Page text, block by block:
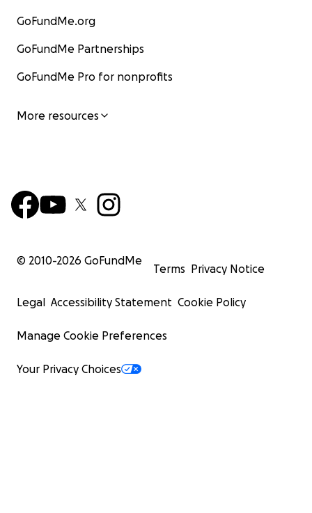
GoFundMe.org
GoFundMe Partnerships
GoFundMe Pro for nonprofits
More resources
© 2010-2026 GoFundMe
Terms Privacy Notice
Legal Accessibility Statement Cookie Policy
Manage Cookie Preferences
Your Privacy Choices